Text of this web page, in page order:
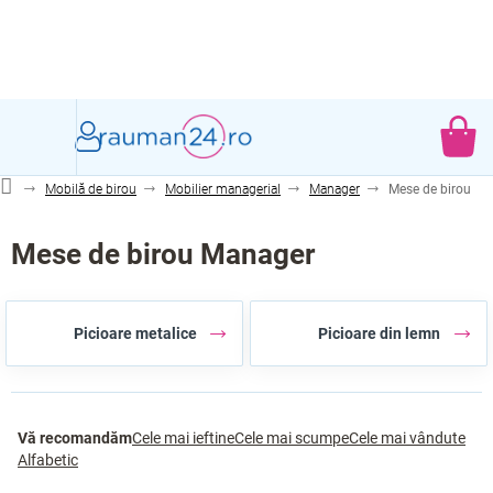
DE
Mobilă de birou Mobilier managerial Manager Mese de birou
Mese de birou Manager
Picioare metalice Picioare din lemn
e
l
Vă recomandămCele mai ieftineCele mai scumpeCele mai vândute
Alfabetic